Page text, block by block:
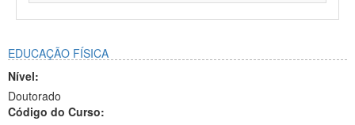
EDUCAÇÃO FÍSICA
Nível:
Doutorado
Código do Curso: